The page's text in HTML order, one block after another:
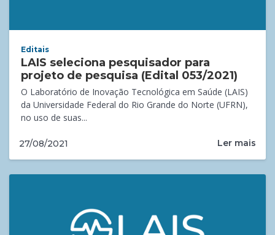
Editais
LAIS seleciona pesquisador para
projeto de pesquisa (Edital 053/2021)
O Laboratório de Inovação Tecnológica em Saúde (LAIS)
da Universidade Federal do Rio Grande do Norte (UFRN),
no uso de suas...
27/08/2021 Ler mais